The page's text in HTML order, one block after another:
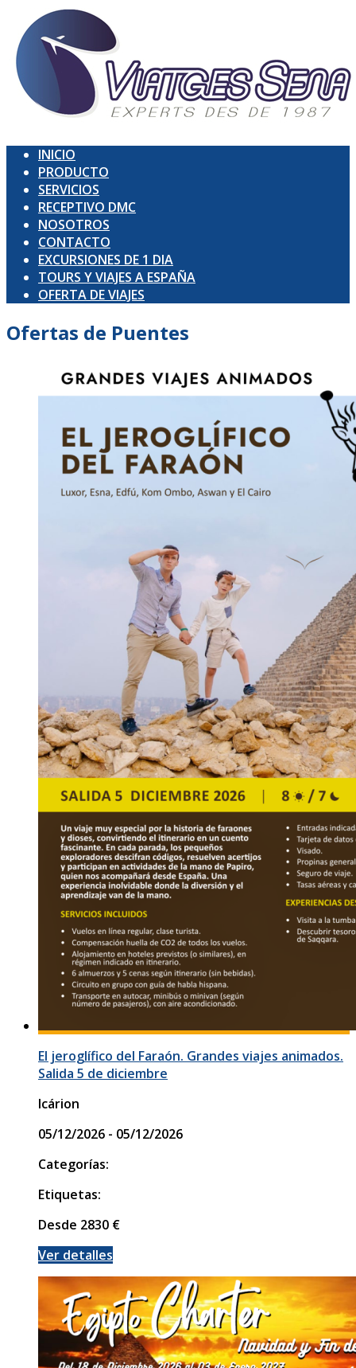
INICIO
PRODUCTO
SERVICIOS
RECEPTIVO DMC
NOSOTROS
CONTACTO
EXCURSIONES DE 1 DIA
TOURS Y VIAJES A ESPAÑA
OFERTA DE VIAJES
Ofertas de Puentes
El jeroglífico del Faraón. Grandes viajes animados.
Salida 5 de diciembre
Icárion
05/12/2026 - 05/12/2026
Categorías:
Etiquetas:
Desde 2830 €
Ver detalles